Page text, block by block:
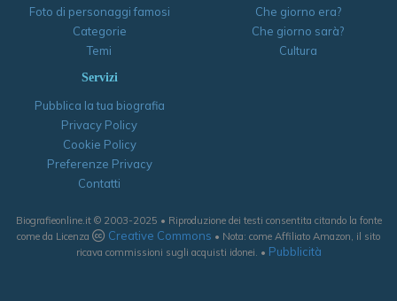
Foto di personaggi famosi
Categorie
Temi
Che giorno era?
Che giorno sarà?
Cultura
Servizi
Pubblica la tua biografia
Privacy Policy
Cookie Policy
Preferenze Privacy
Contatti
Biografieonline.it © 2003-2025 • Riproduzione dei testi consentita citando la fonte
come da Licenza
Creative Commons • Nota: come Affiliato Amazon, il sito
ricava commissioni sugli acquisti idonei. • Pubblicità